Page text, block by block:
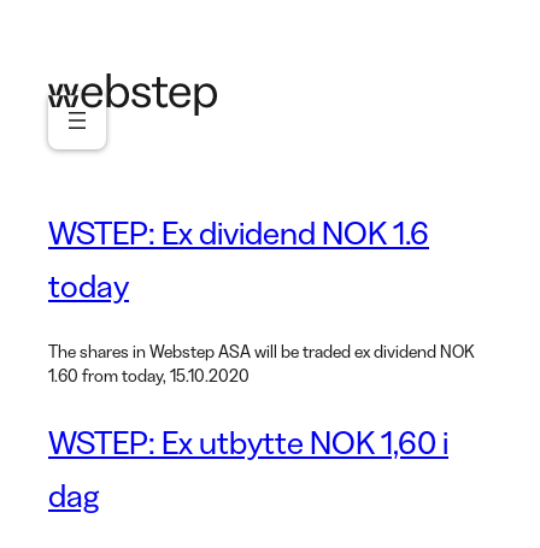
WSTEP: Ex dividend NOK 1.6
today
The shares in Webstep ASA will be traded ex dividend NOK
1.60 from today, 15.10.2020
WSTEP: Ex utbytte NOK 1,60 i
dag